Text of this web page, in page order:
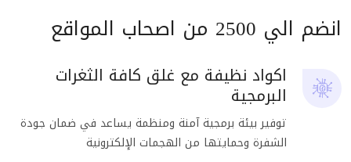
انضم الي 2500 من اصحاب المواقع
اكواد نظيفة مع غلق كافة الثغرات
البرمجية
توفير بيئة برمجية آمنة ومنظمة يساعد في ضمان جودة
الشفرة وحمايتها من الهجمات الإلكترونية